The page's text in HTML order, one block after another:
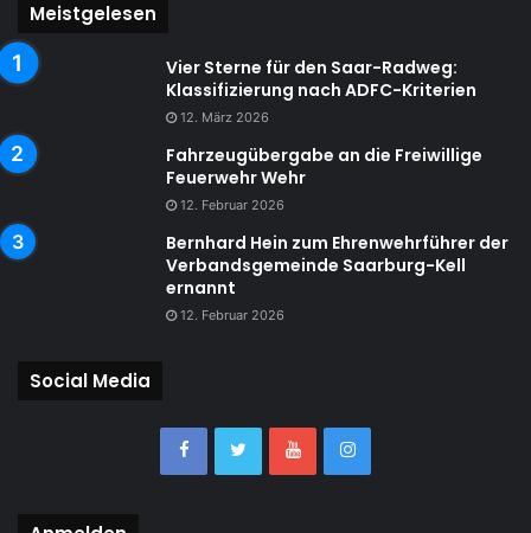
Meistgelesen
Vier Sterne für den Saar-Radweg:
Klassifizierung nach ADFC-Kriterien
12. März 2026
Fahrzeugübergabe an die Freiwillige
Feuerwehr Wehr
12. Februar 2026
Bernhard Hein zum Ehrenwehrführer der
Verbandsgemeinde Saarburg-Kell
ernannt
12. Februar 2026
Social Media